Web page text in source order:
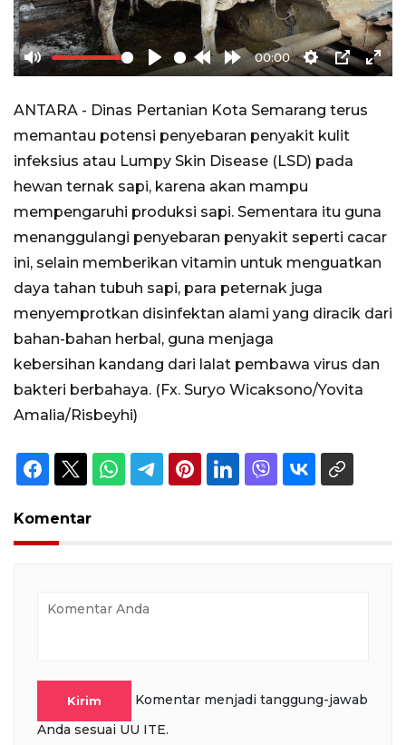
Mute Play
Rewind
10s
Forward
10s
00:00
Settings
PIP
ANTARA - Dinas Pertanian Kota Semarang terus
memantau potensi penyebaran penyakit kulit
infeksius atau Lumpy Skin Disease (LSD) pada
hewan ternak sapi, karena akan mampu
mempengaruhi produksi sapi. Sementara itu guna
menanggulangi penyebaran penyakit seperti cacar
ini, selain memberikan vitamin untuk menguatkan
daya tahan tubuh sapi, para peternak juga
menyemprotkan disinfektan alami yang diracik dari
bahan-bahan herbal, guna menjaga
kebersihan kandang dari lalat pembawa virus dan
bakteri berbahaya. (Fx. Suryo Wicaksono/Yovita
Amalia/Risbeyhi)
Komentar
Kirim
Komentar menjadi tanggung-jawab
Anda sesuai UU ITE.